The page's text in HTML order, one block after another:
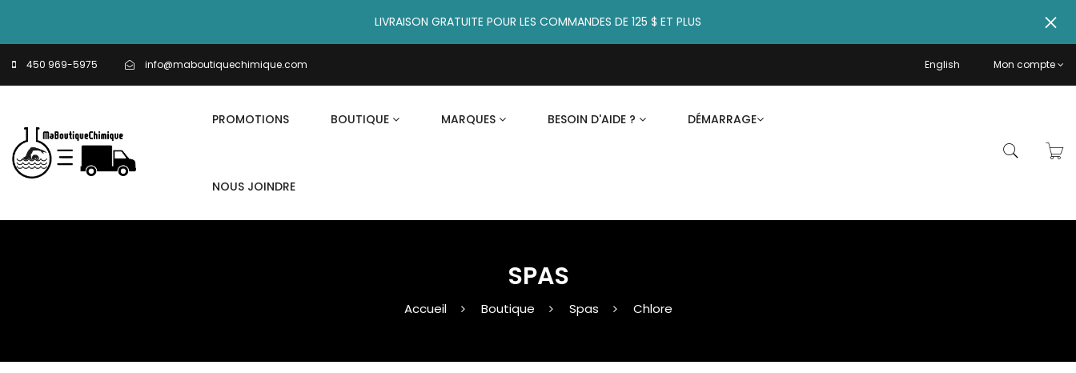
LIVRAISON GRATUITE POUR LES COMMANDES DE 125 $ ET PLUS
450 969-5975 info@maboutiquechimique.com English Mon compte
PROMOTIONS BOUTIQUE MARQUES BESOIN D'AIDE ? DÉMARRAGE
NOUS JOINDRE
SPAS
Accueil Boutique Spas Chlore